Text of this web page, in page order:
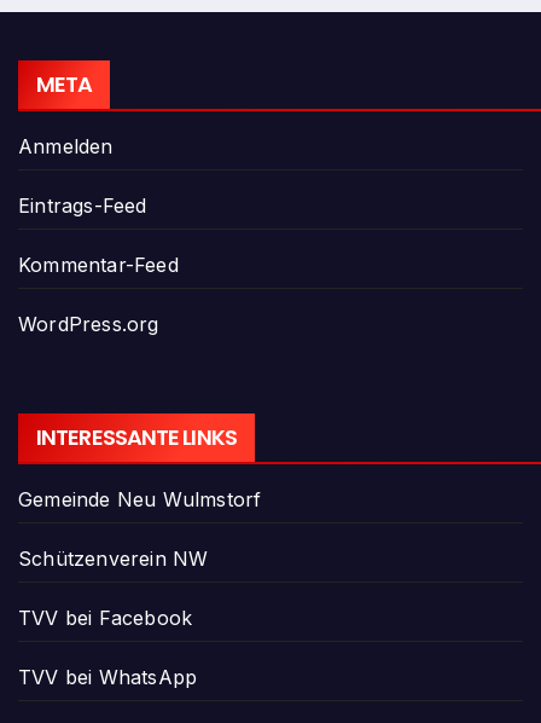
META
Anmelden
Eintrags-Feed
Kommentar-Feed
WordPress.org
INTERESSANTE LINKS
Gemeinde Neu Wulmstorf
Schützenverein NW
TVV bei Facebook
TVV bei WhatsApp